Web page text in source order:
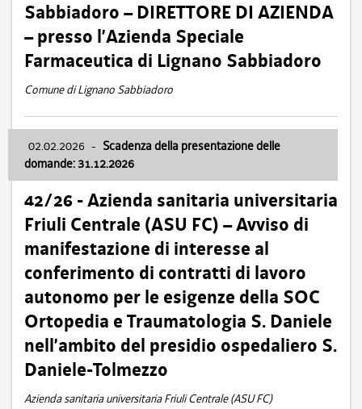
Sabbiadoro – DIRETTORE DI AZIENDA
– presso l’Azienda Speciale
Farmaceutica di Lignano Sabbiadoro
Comune di Lignano Sabbiadoro
02.02.2026 - Scadenza della presentazione delle
domande: 31.12.2026
42/26 - Azienda sanitaria universitaria
Friuli Centrale (ASU FC) – Avviso di
manifestazione di interesse al
conferimento di contratti di lavoro
autonomo per le esigenze della SOC
Ortopedia e Traumatologia S. Daniele
nell’ambito del presidio ospedaliero S.
Daniele-Tolmezzo
Azienda sanitaria universitaria Friuli Centrale (ASU FC)